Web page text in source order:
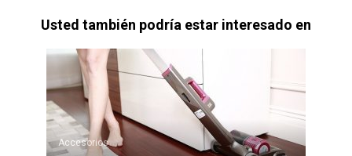
Usted también podría estar interesado en
Accesorios